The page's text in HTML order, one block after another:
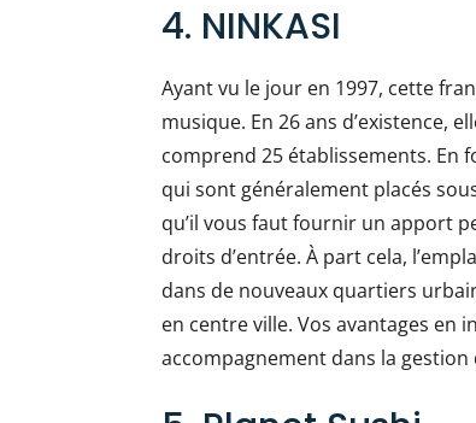
4. NINKASI
Ayant vu le jour en 1997, cette
musique. En 26 ans d’existence,
comprend 25 établissements. En
qui sont généralement placés
qu’il vous faut fournir un apport
droits d’entrée. À part cela,
dans de nouveaux quartiers
en centre ville. Vos avantages en
accompagnement dans la gestion